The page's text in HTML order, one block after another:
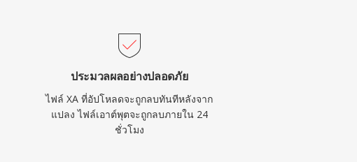
ประมวลผลอย่างปลอดภัย
ไฟล์ XA ที่อัปโหลดจะถูกลบทันทีหลังจาก
แปลง ไฟล์เอาต์พุตจะถูกลบภายใน 24
ชั่วโมง